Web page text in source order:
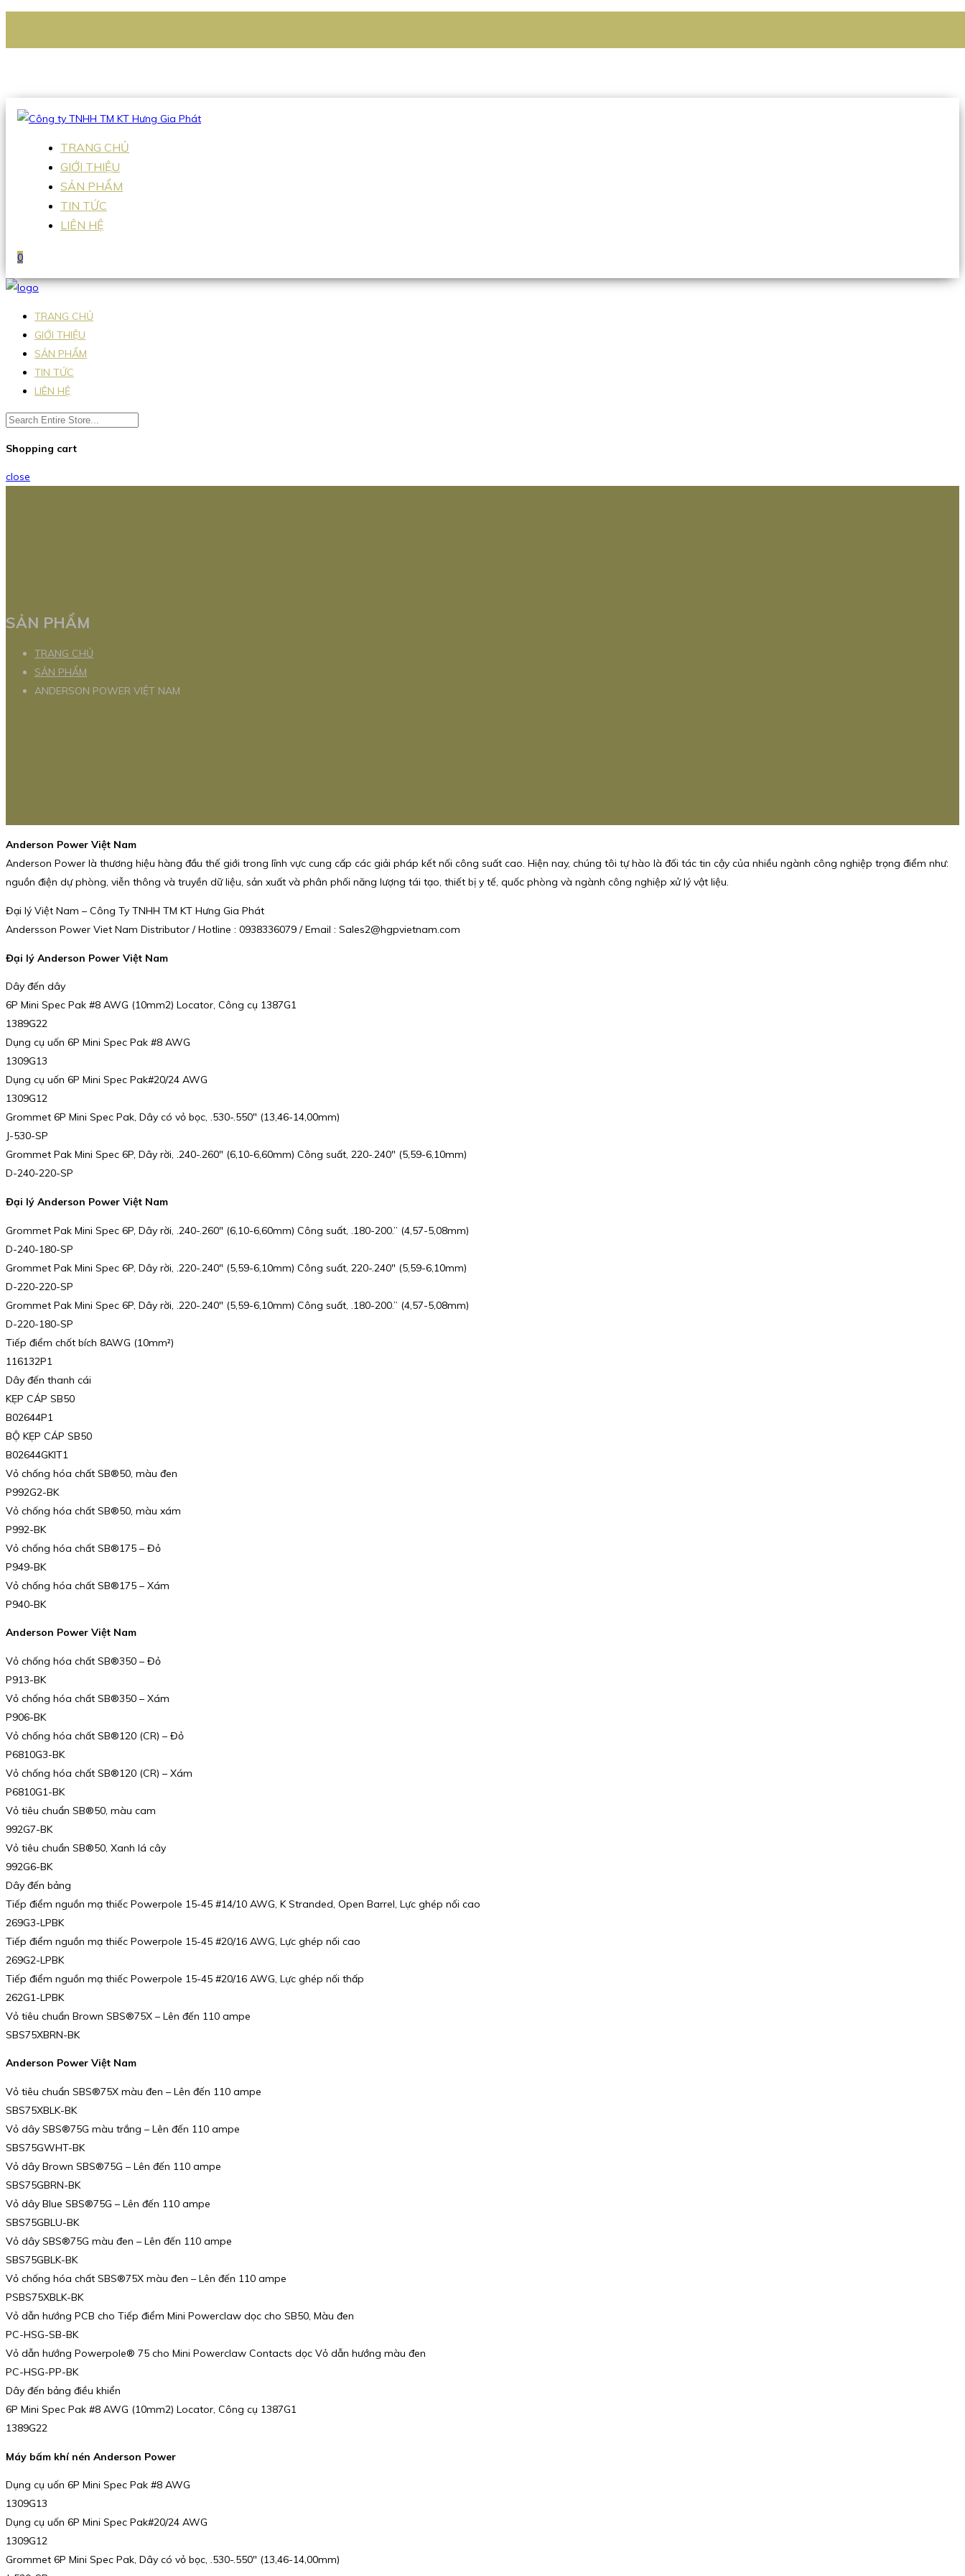
Hotline:0938 336 079
TRANG CHỦ
GIỚI THIỆU
SẢN PHẨM
TIN TỨC
LIÊN HỆ
0
TRANG CHỦ
GIỚI THIỆU
SẢN PHẨM
TIN TỨC
LIÊN HỆ
Shopping cart
close
SẢN PHẨM
TRANG CHỦ
SẢN PHẨM
ANDERSON POWER VIỆT NAM
Anderson Power Việt Nam
Anderson Power là thương hiệu hàng đầu thế giới trong lĩnh vực cung cấp các giải pháp kết nối công suất cao. Hiện nay, chúng tôi tự hào là đối tác tin cậy của nhiều ngành công nghiệp trọng điểm như:
nguồn điện dự phòng, viễn thông và truyền dữ liệu, sản xuất và phân phối năng lượng tái tạo, thiết bị y tế, quốc phòng và ngành công nghiệp xử lý vật liệu.
Đại lý Việt Nam – Công Ty TNHH TM KT Hưng Gia Phát
Andersson Power Viet Nam Distributor / Hotline : 0938336079 / Email : Sales2@hgpvietnam.com
Đại lý Anderson Power Việt Nam
Dây đến dây
6P Mini Spec Pak #8 AWG (10mm2) Locator, Công cụ 1387G1
1389G22
Dụng cụ uốn 6P Mini Spec Pak #8 AWG
1309G13
Dụng cụ uốn 6P Mini Spec Pak#20/24 AWG
1309G12
Grommet 6P Mini Spec Pak, Dây có vỏ bọc, .530-.550″ (13,46-14,00mm)
J-530-SP
Grommet Pak Mini Spec 6P, Dây rời, .240-.260″ (6,10-6,60mm) Công suất, 220-.240″ (5,59-6,10mm)
D-240-220-SP
Đại lý Anderson Power Việt Nam
Grommet Pak Mini Spec 6P, Dây rời, .240-.260″ (6,10-6,60mm) Công suất, .180-200.” (4,57-5,08mm)
D-240-180-SP
Grommet Pak Mini Spec 6P, Dây rời, .220-.240″ (5,59-6,10mm) Công suất, 220-.240″ (5,59-6,10mm)
D-220-220-SP
Grommet Pak Mini Spec 6P, Dây rời, .220-.240″ (5,59-6,10mm) Công suất, .180-200.” (4,57-5,08mm)
D-220-180-SP
Tiếp điểm chốt bích 8AWG (10mm²)
116132P1
Dây đến thanh cái
KẸP CÁP SB50
B02644P1
BỘ KẸP CÁP SB50
B02644GKIT1
Vỏ chống hóa chất SB®50, màu đen
P992G2-BK
Vỏ chống hóa chất SB®50, màu xám
P992-BK
Vỏ chống hóa chất SB®175 – Đỏ
P949-BK
Vỏ chống hóa chất SB®175 – Xám
P940-BK
Anderson Power Việt Nam
Vỏ chống hóa chất SB®350 – Đỏ
P913-BK
Vỏ chống hóa chất SB®350 – Xám
P906-BK
Vỏ chống hóa chất SB®120 (CR) – Đỏ
P6810G3-BK
Vỏ chống hóa chất SB®120 (CR) – Xám
P6810G1-BK
Vỏ tiêu chuẩn SB®50, màu cam
992G7-BK
Vỏ tiêu chuẩn SB®50, Xanh lá cây
992G6-BK
Dây đến bảng
Tiếp điểm nguồn mạ thiếc Powerpole 15-45 #14/10 AWG, K Stranded, Open Barrel, Lực ghép nối cao
269G3-LPBK
Tiếp điểm nguồn mạ thiếc Powerpole 15-45 #20/16 AWG, Lực ghép nối cao
269G2-LPBK
Tiếp điểm nguồn mạ thiếc Powerpole 15-45 #20/16 AWG, Lực ghép nối thấp
262G1-LPBK
Vỏ tiêu chuẩn Brown SBS®75X – Lên đến 110 ampe
SBS75XBRN-BK
Anderson Power Việt Nam
Vỏ tiêu chuẩn SBS®75X màu đen – Lên đến 110 ampe
SBS75XBLK-BK
Vỏ dây SBS®75G màu trắng – Lên đến 110 ampe
SBS75GWHT-BK
Vỏ dây Brown SBS®75G – Lên đến 110 ampe
SBS75GBRN-BK
Vỏ dây Blue SBS®75G – Lên đến 110 ampe
SBS75GBLU-BK
Vỏ dây SBS®75G màu đen – Lên đến 110 ampe
SBS75GBLK-BK
Vỏ chống hóa chất SBS®75X màu đen – Lên đến 110 ampe
PSBS75XBLK-BK
Vỏ dẫn hướng PCB cho Tiếp điểm Mini Powerclaw dọc cho SB50, Màu đen
PC-HSG-SB-BK
Vỏ dẫn hướng Powerpole® 75 cho Mini Powerclaw Contacts dọc Vỏ dẫn hướng màu đen
PC-HSG-PP-BK
Dây đến bảng điều khiển
6P Mini Spec Pak #8 AWG (10mm2) Locator, Công cụ 1387G1
1389G22
Máy bấm khí nén Anderson Power
Dụng cụ uốn 6P Mini Spec Pak #8 AWG
1309G13
Dụng cụ uốn 6P Mini Spec Pak#20/24 AWG
1309G12
Grommet 6P Mini Spec Pak, Dây có vỏ bọc, .530-.550″ (13,46-14,00mm)